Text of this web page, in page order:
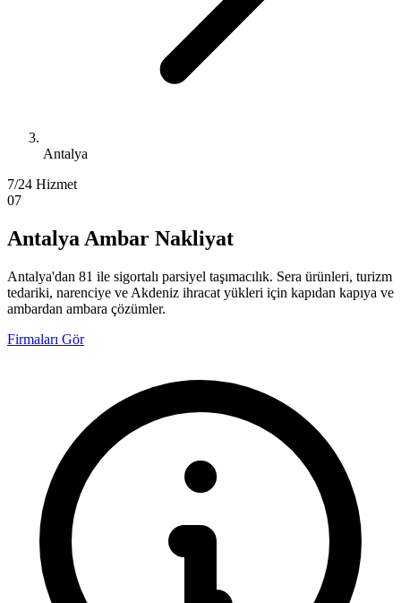
Antalya
7/24 Hizmet
07
Antalya Ambar Nakliyat
Antalya'dan 81 ile sigortalı parsiyel taşımacılık. Sera ürünleri, turizm
tedariki, narenciye ve Akdeniz ihracat yükleri için kapıdan kapıya ve
ambardan ambara çözümler.
Firmaları Gör